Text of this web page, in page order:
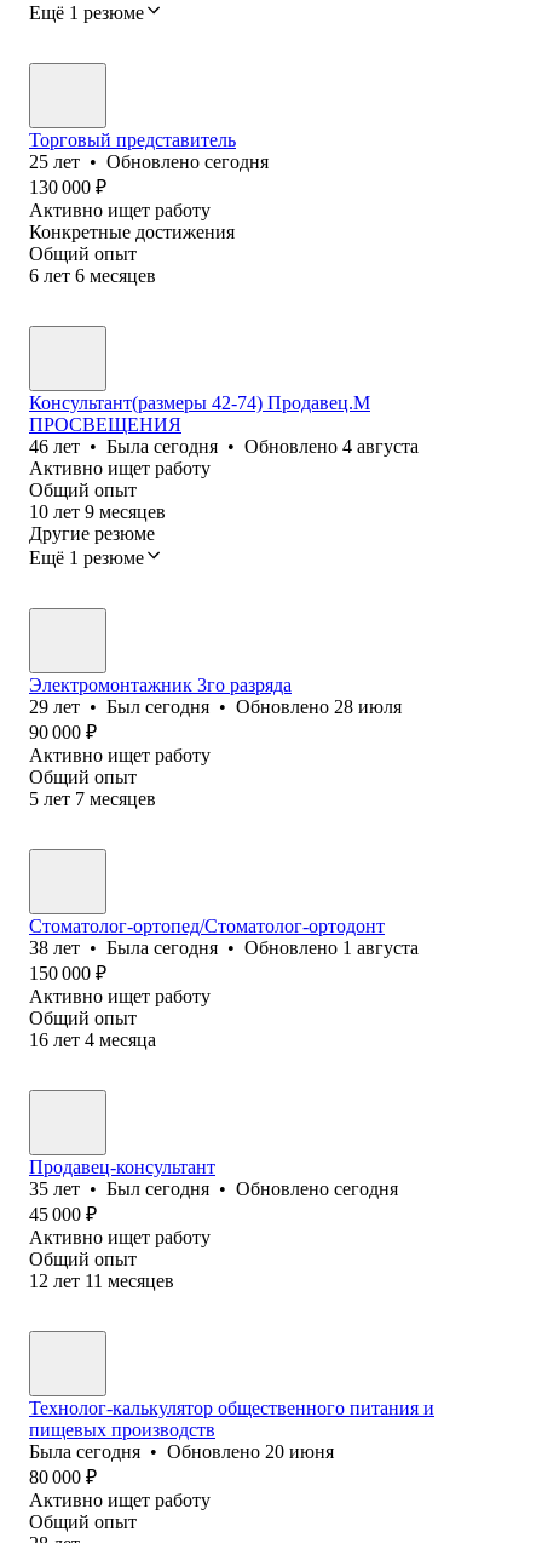
Ещё 1 резюме
Торговый представитель
25 лет • Обновлено сегодня
130 000 ₽
Активно ищет работу
Конкретные достижения
Общий опыт
6 лет 6 месяцев
Консультант(размеры 42-74) Продавец.М
ПРОСВЕЩЕНИЯ
46 лет • Была сегодня • Обновлено 4 августа
Активно ищет работу
Общий опыт
10 лет 9 месяцев
Другие резюме
Ещё 1 резюме
Электромонтажник 3го разряда
29 лет • Был сегодня • Обновлено 28 июля
90 000 ₽
Активно ищет работу
Общий опыт
5 лет 7 месяцев
Стоматолог-ортопед/Стоматолог-ортодонт
38 лет • Была сегодня • Обновлено 1 августа
150 000 ₽
Активно ищет работу
Общий опыт
16 лет 4 месяца
Продавец-консультант
35 лет • Был сегодня • Обновлено сегодня
45 000 ₽
Активно ищет работу
Общий опыт
12 лет 11 месяцев
Технолог-калькулятор общественного питания и
пищевых производств
Была сегодня • Обновлено 20 июня
80 000 ₽
Активно ищет работу
Общий опыт